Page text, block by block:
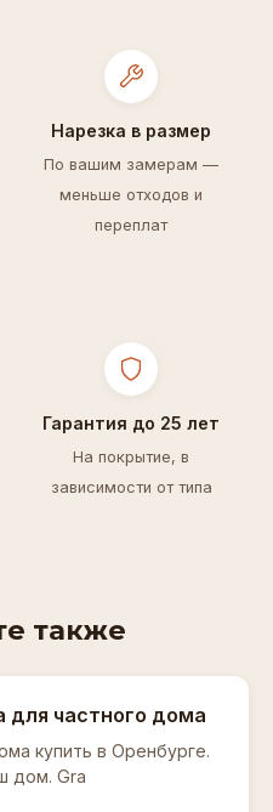
Нарезка в размер
По вашим замерам —
меньше отходов и
переплат
Гарантия до 25 лет
На покрытие, в
зависимости от типа
также
для частного дома
купить в Оренбурге.
дом. Gra